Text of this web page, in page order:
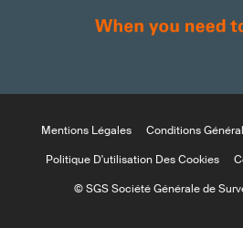
Mentions Légales Conditions
Politique D'utilisation Des Cookies
© SGS Société Générale de